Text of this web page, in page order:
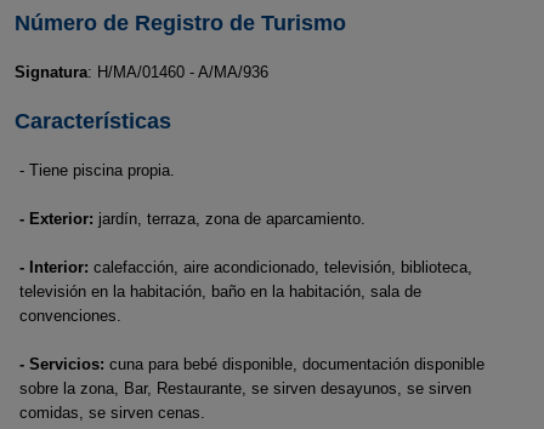
Número de Registro de Turismo
Signatura: H/MA/01460 - A/MA/936
Características
- Tiene piscina propia.
- Exterior: jardín, terraza, zona de aparcamiento.
- Interior: calefacción, aire acondicionado, televisión, biblioteca,
televisión en la habitación, baño en la habitación, sala de
convenciones.
- Servicios: cuna para bebé disponible, documentación disponible
sobre la zona, Bar, Restaurante, se sirven desayunos, se sirven
comidas, se sirven cenas.